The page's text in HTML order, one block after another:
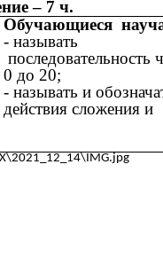
– 7 ч.
Обучающиеся
- называть
последовательность
0 до 20;
- называть и
действия сложения и